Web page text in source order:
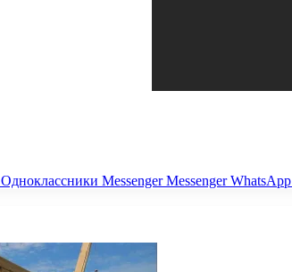
Одноклассники Messenger Messenger WhatsApp